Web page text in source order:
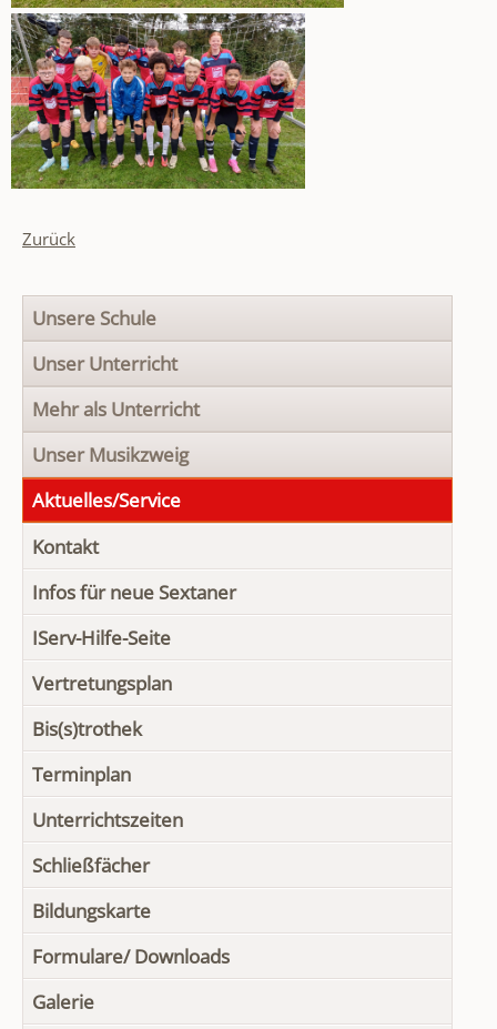
Zurück
Navigation
überspringen
Unsere Schule
Unser Unterricht
Mehr als Unterricht
Unser Musikzweig
Aktuelles/Service
Kontakt
Infos für neue Sextaner
IServ-Hilfe-Seite
Vertretungsplan
Bis(s)trothek
Terminplan
Unterrichtszeiten
Schließfächer
Bildungskarte
Formulare/ Downloads
Galerie